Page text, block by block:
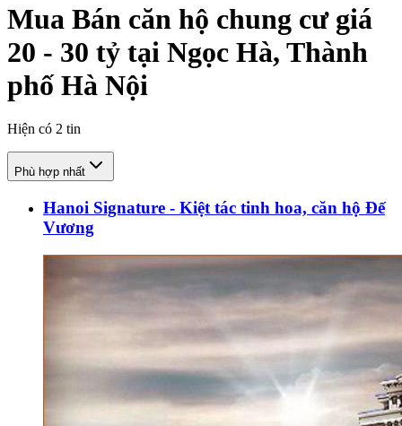
Mua Bán căn hộ chung cư giá
20 - 30 tỷ tại Ngọc Hà, Thành
phố Hà Nội
Hiện có 2 tin
Phù hợp nhất
Hanoi Signature - Kiệt tác tinh hoa, căn hộ Đế
Vương